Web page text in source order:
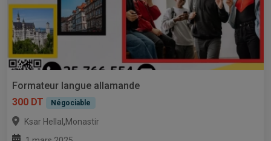
Formateur langue allamande
300 DT
Négociable
Ksar Hellal ,Monastir